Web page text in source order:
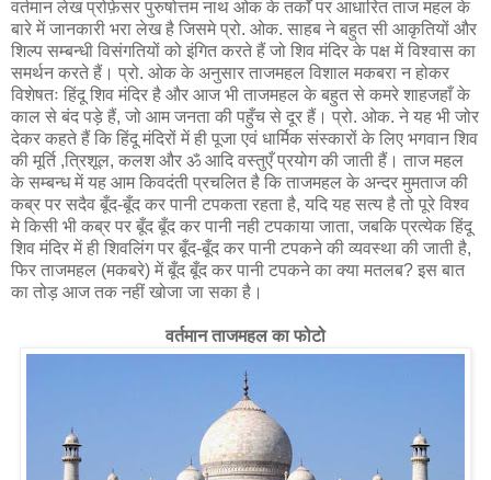
वर्तमान लेख प्रोफ़ेसर पुरुषोत्तम नाथ ओक के तर्कों पर आधारित ताज महल के
बारे में जानकारी भरा लेख है जिसमे प्रो. ओक. साहब ने बहुत सी आकृतियों और
शिल्प सम्बन्धी विसंगतियों को इंगित करते हैं जो शिव मंदिर के पक्ष में विश्वास का
समर्थन करते हैं। प्रो. ओक के अनुसार ताजमहल विशाल मकबरा न होकर
विशेषतः हिंदू शिव मंदिर है और आज भी ताजमहल के बहुत से कमरे शाहजहाँ के
काल से बंद पड़े हैं, जो आम जनता की पहुँच से दूर हैं। प्रो. ओक. ने यह भी जोर
देकर कहते हैं कि हिंदू मंदिरों में ही पूजा एवं धार्मिक संस्कारों के लिए भगवान शिव
की मूर्ति ,त्रिशूल, कलश और ॐ आदि वस्तुएँ प्रयोग की जाती हैं। ताज महल
के सम्बन्ध में यह आम किवदंती प्रचलित है कि ताजमहल के अन्दर मुमताज की
कब्र पर सदैव बूँद-बूँद कर पानी टपकता रहता है, यदि यह सत्य है तो पूरे विश्व
मे किसी भी कब्र पर बूँद बूँद कर पानी नही टपकाया जाता, जबकि प्रत्येक हिंदू
शिव मंदिर में ही शिवलिंग पर बूँद-बूँद कर पानी टपकने की व्यवस्था की जाती है,
फिर ताजमहल (मकबरे) में बूँद बूँद कर पानी टपकने का क्या मतलब? इस बात
का तोड़ आज तक नहीं खोजा जा सका है।
वर्तमान ताजमहल का फोटो